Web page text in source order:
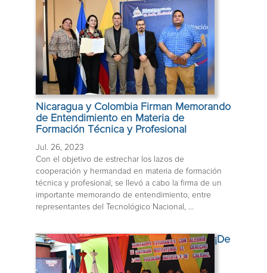
Nicaragua y Colombia Firman Memorando
de Entendimiento en Materia de
Formación Técnica y Profesional
Jul. 26, 2023
Con el objetivo de estrechar los lazos de
cooperación y hermandad en materia de formación
técnica y profesional, se llevó a cabo la firma de un
importante memorando de entendimiento, entre
representantes del Tecnológico Nacional, ...
¡De